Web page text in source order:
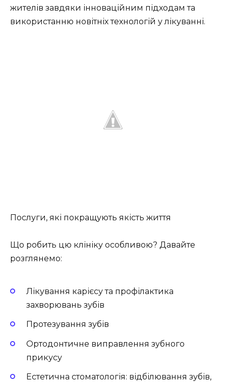
жителів завдяки інноваційним підходам та
використанню новітніх технологій у лікуванні.
Послуги, які покращують якість життя
Що робить цю клініку особливою? Давайте
розглянемо:
Лікування карієсу та профілактика
захворювань зубів
Протезування зубів
Ортодонтичне виправлення зубного
прикусу
Естетична стоматологія: відбілювання зубів,